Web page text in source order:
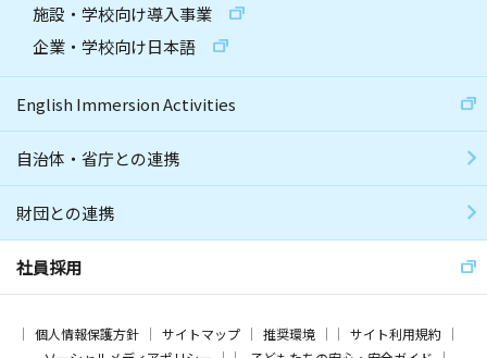
施設・学校向け導入事業
企業・学校向け日本語
English Immersion Activities
自治体・省庁との連携
財団との連携
社員採用
個人情報保護方針 サイトマップ 推奨環境
サイト利用規約